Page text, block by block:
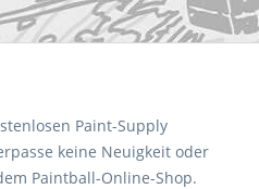
Paint-Supply
keine Neuigkeit oder
Paintball-Online-Shop.